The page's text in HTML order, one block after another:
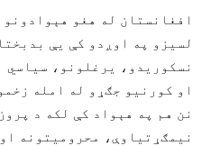
افغانستان له هغو
لسیزو په اوږدو کې یې
نسکوريدو، يرغلونو، سیاسي
او کورنيو جګړو له امله
نن هم په هېواد کې لکه د
نیمګړتیاوې، محرومیتونه